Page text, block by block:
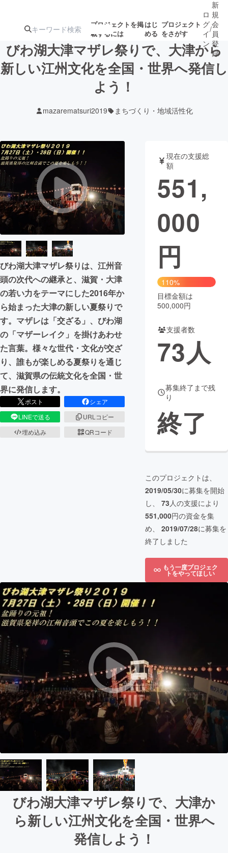
プロジェクトを掲
載するには
はじ
める
プロジェクト
をさがす
注目の新着プロ
募集終了が近いプ
テクノロジー・ガジェット
映像・映画 書籍・雑誌
ビジネス・起業 チャレンジ
まちづくり・地域活性化
CAMPFIRE for Social Good
CAMPFIRE Creation
CAMPFIREふるさと納税machi-ya コミュニティ
ロ
グ
イ
ン
/
新
規
会
員
登
録
びわ湖大津マザレ祭りで、大津から
新しい江州文化を全国・世界へ発信し
よう！
mazarematsuri2019 まちづくり・地域活性化
びわ湖大津マザレ祭りは、江州音
頭の次代への継承と、滋賀・大津
の若い力をテーマにした2016年か
ら始まった大津の新しい夏祭りで
す。マザレは「交ざる」、びわ湖
の「マザーレイク」を掛けあわせ
た言葉。様々な世代・文化が交ざ
り、誰もが楽しめる夏祭りを通じ
て、滋賀県の伝統文化を全国・世
界に発信します。
ポスト
シェア
LINEで送る
URLコピー
埋め込み
QRコード
現在の支援総
額
551,
000
円
110%
目標金額は
500,000円
支援者数
73人
募集終了まで残
り
終了
このプロジェクトは、
2019/05/30に募集を開始
し、 73人の支援により
551,000円の資金を集
め、 2019/07/28に募集を
終了しました
もう一度プロジェク
トをやってほしい
びわ湖大津マザレ祭りで、大津か
ら新しい江州文化を全国・世界へ
発信しよう！